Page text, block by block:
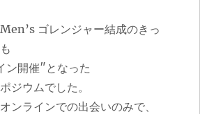
ゴレンジャー結成のきっ
ン開催″となった
ジウムでした。
ンラインでの出会いのみで、